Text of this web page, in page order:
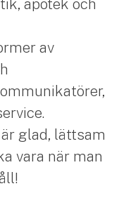
apotek och
av
glad, lättsam
vara när man